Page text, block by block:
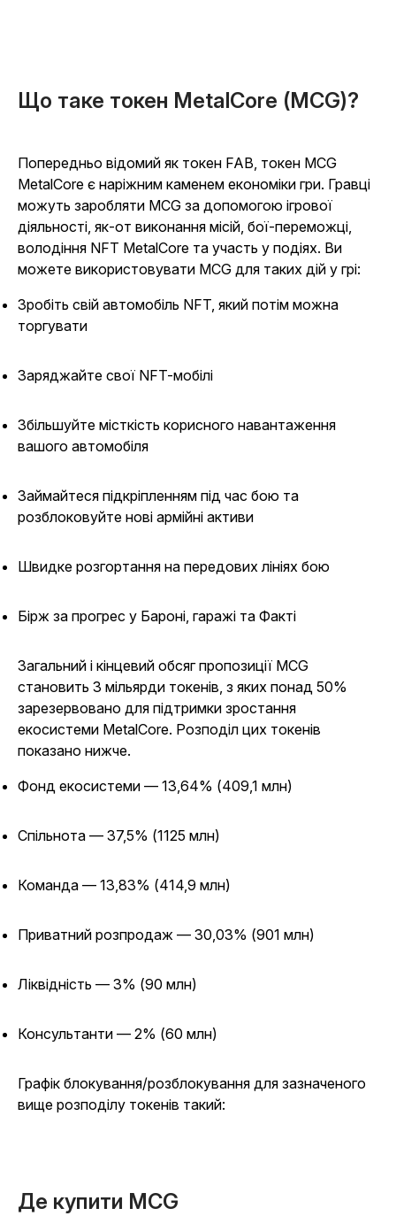
Що таке токен MetalCore (MCG)?
Попередньо відомий як токен FAB, токен MCG
MetalCore є наріжним каменем економіки гри. Гравці
можуть заробляти MCG за допомогою ігрової
діяльності, як-от виконання місій, бої-переможці,
володіння NFT MetalCore та участь у подіях. Ви
можете використовувати MCG для таких дій у грі:
Зробіть свій автомобіль NFT, який потім можна
торгувати
Заряджайте свої NFT-мобілі
Збільшуйте місткість корисного навантаження
вашого автомобіля
Займайтеся підкріпленням під час бою та
розблоковуйте нові армійні активи
Швидке розгортання на передових лініях бою
Бірж за прогрес у Бароні, гаражі та Факті
Загальний і кінцевий обсяг пропозиції MCG
становить 3 мільярди токенів, з яких понад 50%
зарезервовано для підтримки зростання
екосистеми MetalCore. Розподіл цих токенів
показано нижче.
Фонд екосистеми — 13,64% (409,1 млн)
Спільнота — 37,5% (1125 млн)
Команда — 13,83% (414,9 млн)
Приватний розпродаж — 30,03% (901 млн)
Ліквідність — 3% (90 млн)
Консультанти — 2% (60 млн)
Графік блокування/розблокування для зазначеного
вище розподілу токенів такий:
Де купити MCG